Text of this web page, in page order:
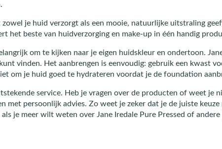
je huid verzorgt als een mooie, natuurlijke uitstraling
het beste van huidverzorging en make-up in één handig
om te kijken naar je eigen huidskleur en ondertoon.
vinden. Het aanbrengen is eenvoudig: gebruik een kwast
om je huid goed te hydrateren voordat je de foundation
service. Heb je vragen over de producten of weet je
met persoonlijk advies. Zo weet je zeker dat je de juiste
je meer wilt weten over Jane Iredale Pure Pressed of